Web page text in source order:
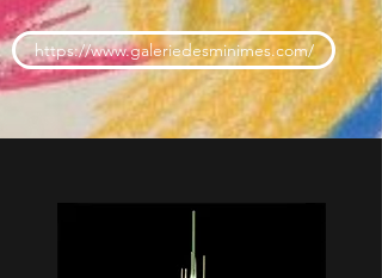
https://www.galeriedesminimes.com/